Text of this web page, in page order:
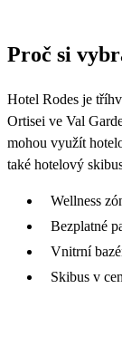
Proč si
Hotel Rodes je
Ortisei ve Val
mohou využít
také hotelový
Wellness
Bezplatné
Vnitrní
Skibus v